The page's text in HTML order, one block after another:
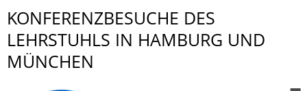
KONFERENZBESU­CHE DES
LEHRSTUHLS IN HAMBURG UND
MÜNCHEN